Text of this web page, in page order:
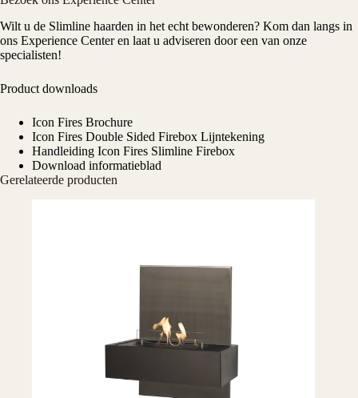
Wilt u de Slimline haarden in het echt bewonderen? Kom dan langs in
ons Experience Center en laat u adviseren door een van onze
specialisten!
Product downloads
Icon Fires Brochure
Icon Fires Double Sided Firebox Lijntekening
Handleiding Icon Fires Slimline Firebox
Download informatieblad
Gerelateerde producten